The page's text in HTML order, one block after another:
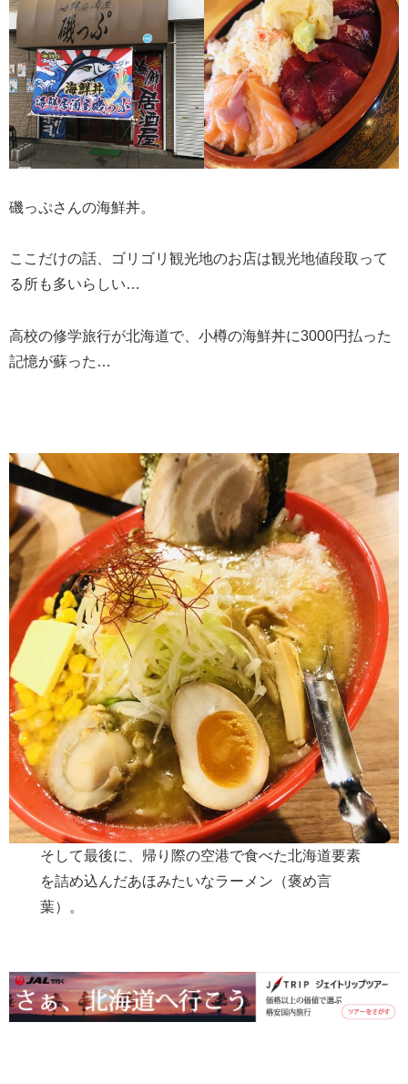
磯っぷさんの海鮮丼。
ここだけの話、ゴリゴリ観光地のお店は観光地値段取って
る所も多いらしい…
高校の修学旅行が北海道で、小樽の海鮮丼に3000円払った
記憶が蘇った…
そして最後に、帰り際の空港で食べた北海道要素
を詰め込んだあほみたいなラーメン（褒め言
葉）。